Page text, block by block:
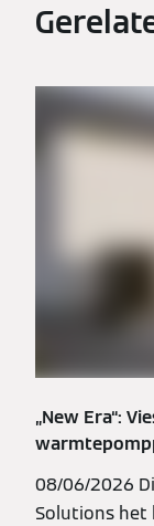
„New Era“:
08/06/2026
Solutions het